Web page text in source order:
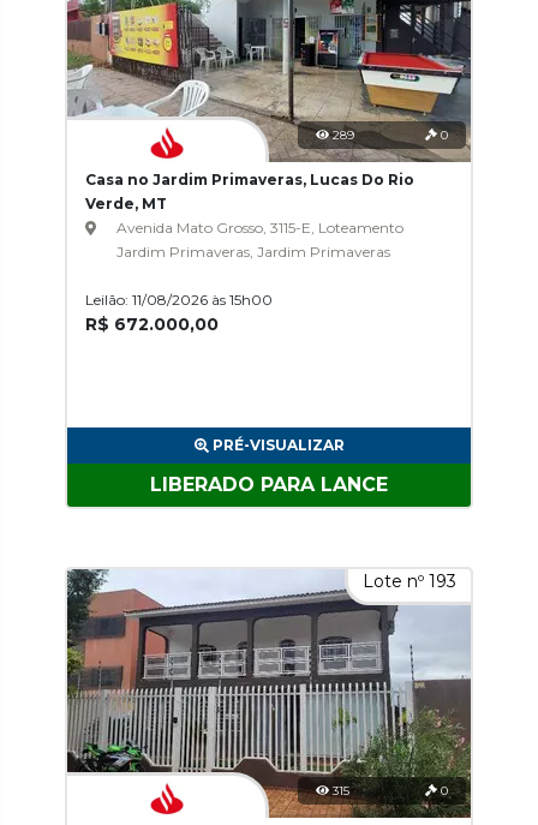
289 0
Casa no Jardim Primaveras, Lucas Do Rio
Verde, MT
Avenida Mato Grosso, 3115-E, Loteamento
Jardim Primaveras, Jardim Primaveras
Leilão: 11/08/2026 às 15h00
R$ 672.000,00
PRÉ-VISUALIZAR
LIBERADO PARA LANCE
Lote nº 193
315 0